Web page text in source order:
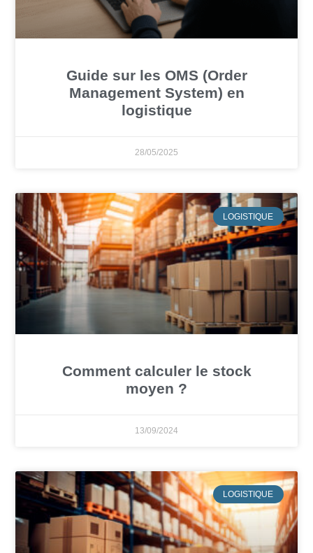
Guide sur les OMS (Order
Management System) en
logistique
28/05/2025
LOGISTIQUE
Comment calculer le stock
moyen ?
13/09/2024
LOGISTIQUE